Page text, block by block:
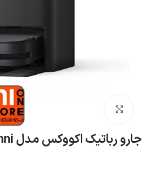
جارو رباتیک اکووکس مدل ECOVACS X5 Pro Omni